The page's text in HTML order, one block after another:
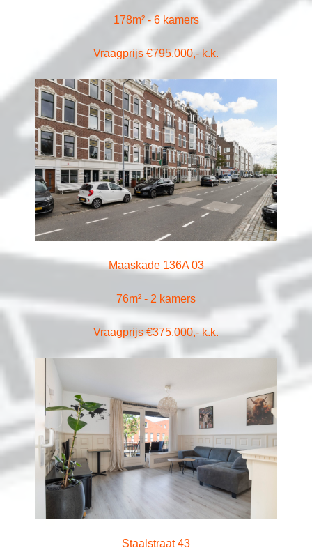
178m² - 6 kamers
Vraagprijs €795.000,- k.k.
Maaskade 136A 03
76m² - 2 kamers
Vraagprijs €375.000,- k.k.
Staalstraat 43